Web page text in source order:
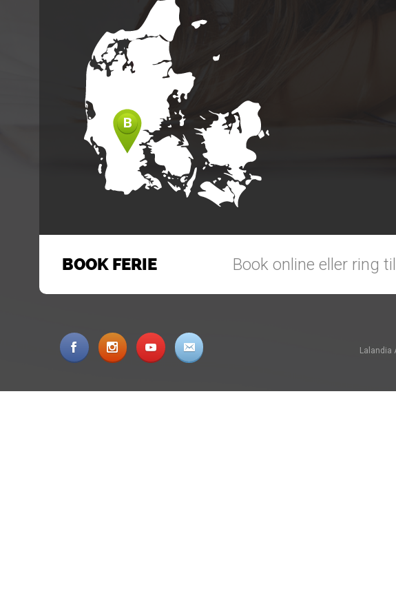
BOOK FERIE Book online eller ring
Lalandia